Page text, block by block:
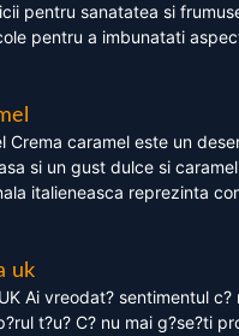
pentru sanatatea si
pentru a imbunatati
Crema caramel este un
si un gust dulce si
italieneasca reprezinta
uk
Ai vreodat? sentimentul c?
t?u? C? nu mai g?se?ti